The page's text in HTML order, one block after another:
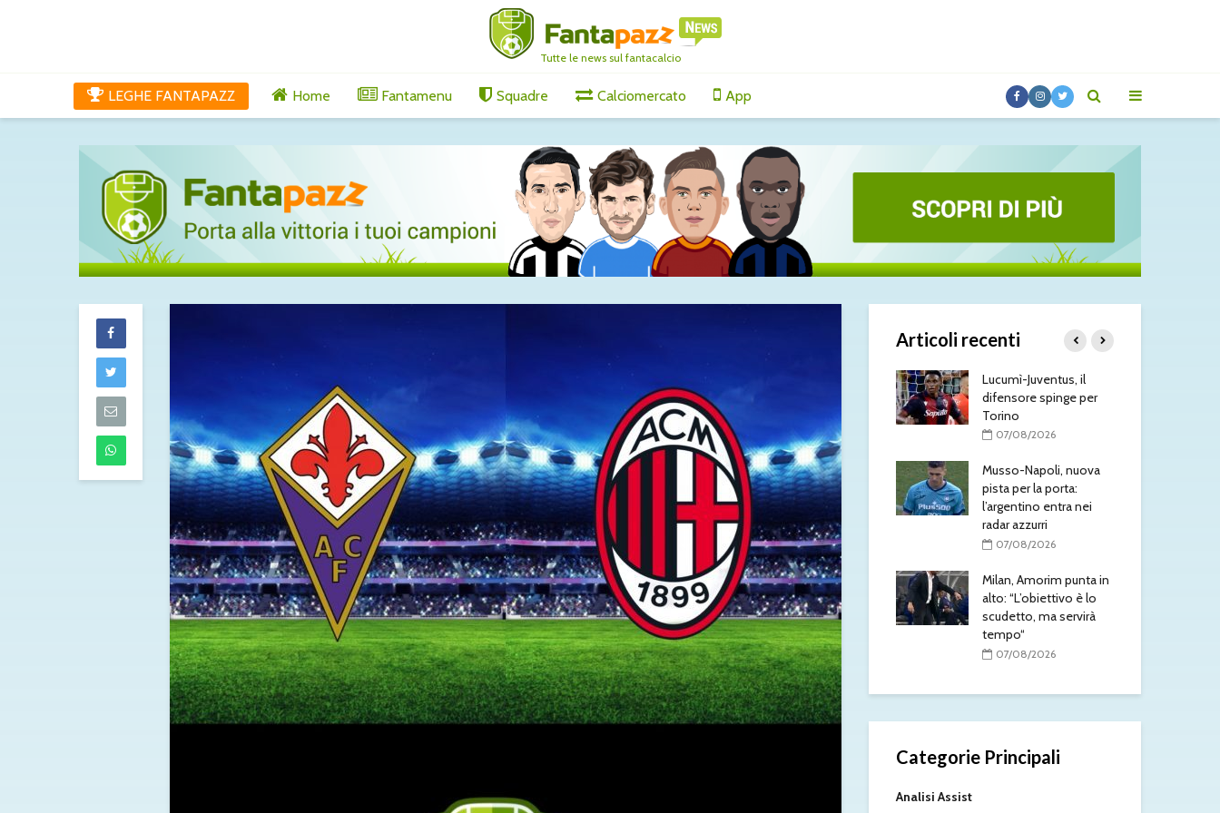
Tutte le news sul fantacalcio
LEGHE FANTAPAZZ Home Fantamenu Squadre Calciomercato App
Articoli recenti
Lucumì-Juventus, il
difensore spinge per
Torino
07/08/2026
Musso-Napoli, nuova
pista per la porta:
l’argentino entra nei
radar azzurri
07/08/2026
Milan, Amorim punta in
alto: “L’obiettivo è lo
scudetto, ma servirà
tempo“
07/08/2026
di giovedì 6 agosto
07/08/2026
Gabriel Jesus, il Napoli
accelera: contatti con
l’Arsenal
06/08/2026
Yan Couto è del Como:
ufficiale il
trasferimento in
prestito
06/08/2026
07/08/2026
Lazio, Ivanovic nel
mirino: intesa con il
Benfica
07/08/2026
Spalletti prepara
Juventus-Inter:
«Dobbiamo essere
squadra. Yildiz giocherà
di più»
07/08/2026
Lucumì-Juventus, il
difensore spinge per
Torino
07/08/2026
Musso-Napoli, nuova
pista per la porta:
l’argentino entra nei
radar azzurri
07/08/2026
Milan, Amorim punta in
alto: “L’obiettivo è lo
scudetto, ma servirà
tempo“
07/08/2026
Categorie Principali
Analisi Assist